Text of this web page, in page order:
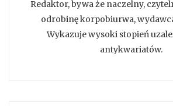
Redaktor, bywa że naczelny,
odrobinę korpobiurwa,
Wykazuje wysoki stopień
antykwariatów.